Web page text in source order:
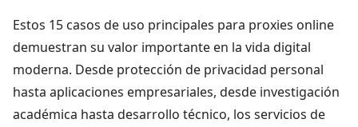
Estos 15 casos de uso principales para proxies online
demuestran su valor importante en la vida digital
moderna. Desde protección de privacidad personal
hasta aplicaciones empresariales, desde investigación
académica hasta desarrollo técnico, los servicios de